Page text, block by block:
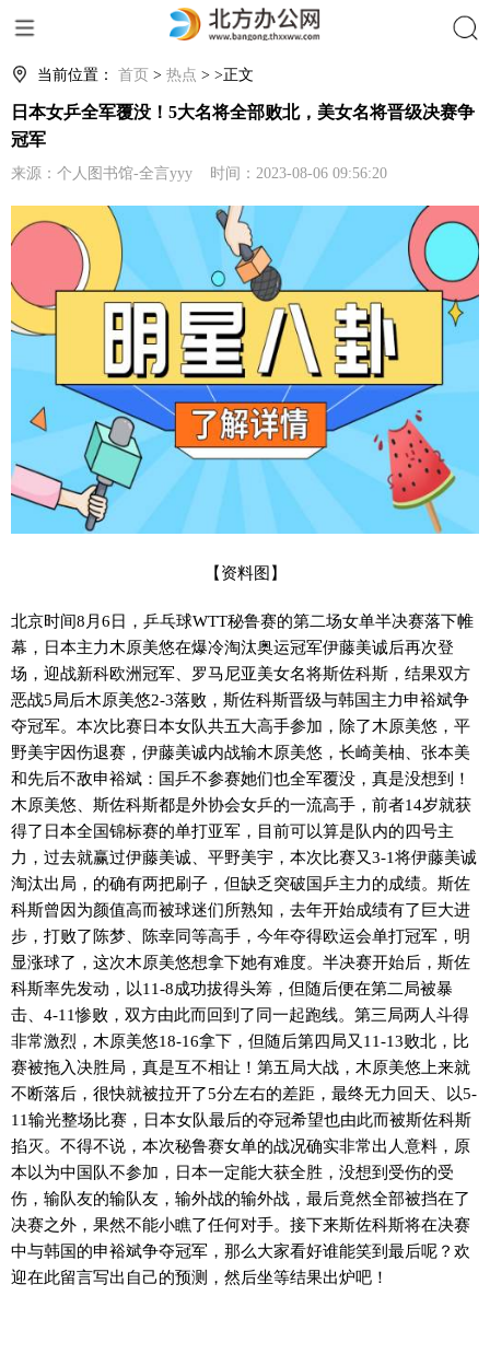
当前位置： 首页 > 热点 > >正文
日本女乒全军覆没！5大名将全部败北，美女名将晋级决赛争
冠军
来源：个人图书馆-全言yyy 时间：2023-08-06 09:56:20
【资料图】
北京时间8月6日，乒乓球WTT秘鲁赛的第二场女单半决赛落下帷
幕，日本主力木原美悠在爆冷淘汰奥运冠军伊藤美诚后再次登
场，迎战新科欧洲冠军、罗马尼亚美女名将斯佐科斯，结果双方
恶战5局后木原美悠2-3落败，斯佐科斯晋级与韩国主力申裕斌争
夺冠军。本次比赛日本女队共五大高手参加，除了木原美悠，平
野美宇因伤退赛，伊藤美诚内战输木原美悠，长崎美柚、张本美
和先后不敌申裕斌：国乒不参赛她们也全军覆没，真是没想到！
木原美悠、斯佐科斯都是外协会女乒的一流高手，前者14岁就获
得了日本全国锦标赛的单打亚军，目前可以算是队内的四号主
力，过去就赢过伊藤美诚、平野美宇，本次比赛又3-1将伊藤美诚
淘汰出局，的确有两把刷子，但缺乏突破国乒主力的成绩。斯佐
科斯曾因为颜值高而被球迷们所熟知，去年开始成绩有了巨大进
步，打败了陈梦、陈幸同等高手，今年夺得欧运会单打冠军，明
显涨球了，这次木原美悠想拿下她有难度。半决赛开始后，斯佐
科斯率先发动，以11-8成功拔得头筹，但随后便在第二局被暴
击、4-11惨败，双方由此而回到了同一起跑线。第三局两人斗得
非常激烈，木原美悠18-16拿下，但随后第四局又11-13败北，比
赛被拖入决胜局，真是互不相让！第五局大战，木原美悠上来就
不断落后，很快就被拉开了5分左右的差距，最终无力回天、以5-
11输光整场比赛，日本女队最后的夺冠希望也由此而被斯佐科斯
掐灭。不得不说，本次秘鲁赛女单的战况确实非常出人意料，原
本以为中国队不参加，日本一定能大获全胜，没想到受伤的受
伤，输队友的输队友，输外战的输外战，最后竟然全部被挡在了
决赛之外，果然不能小瞧了任何对手。接下来斯佐科斯将在决赛
中与韩国的申裕斌争夺冠军，那么大家看好谁能笑到最后呢？欢
迎在此留言写出自己的预测，然后坐等结果出炉吧！